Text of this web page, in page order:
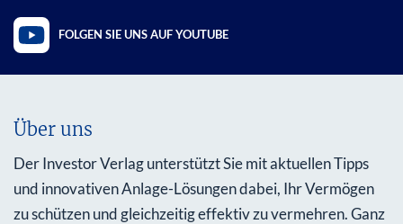
FOLGEN SIE UNS AUF YOUTUBE
Über uns
Der Investor Verlag unterstützt Sie mit aktuellen Tipps
und innovativen Anlage-Lösungen dabei, Ihr Vermögen
zu schützen und gleichzeitig effektiv zu vermehren. Ganz